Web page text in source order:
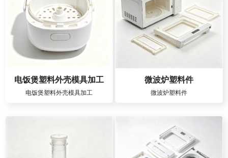
电饭煲塑料外壳模具加工
电饭煲塑料外壳模具加工
微波炉塑料件
微波炉塑料件